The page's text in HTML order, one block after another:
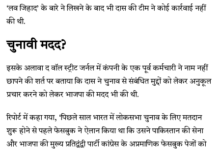
‘लव जिहाद’ के बारे ने लिखने के बाद भी दास की टीम ने कोई कार्रवाई नहीं
की थी.
चुनावी मदद?
इसके अलावा द वॉल स्ट्रीट जर्नल में कंपनी के एक पूर्व कर्मचारी ने नाम नहीं
छापने की शर्त पर बताया कि दास ने चुनाव से संबंधित मुद्दों को लेकर अनुकूल
प्रचार करने को लेकर भाजपा की मदद भी की थी.
रिपोर्ट में कहा गया, ‘पिछले साल भारत में लोकसभा चुनाव के लिए मतदान
शुरू होने से पहले फेसबुक ने ऐलान किया था कि उसने पाकिस्तान की सेना
और भाजपा की मुख्य प्रतिद्वंद्वी पार्टी कांग्रेस के अप्रमाणिक फेसबुक पेजों को